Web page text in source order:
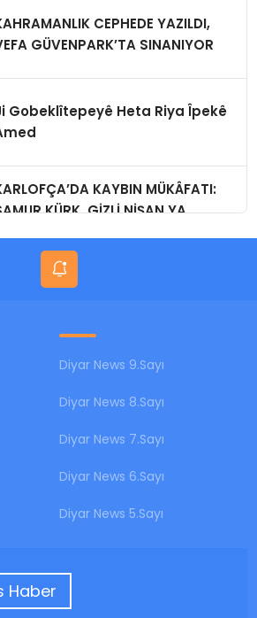
CEPHEDE YAZILDI,
GÜVENPARK’TA SINANIYOR
Gobeklîtepeyê Heta Riya Îpekê
KAYBIN MÜKÂFATI:
KÜRK, GİZLİ NİŞAN,YA
Diyar News 9.Sayı
Diyar News 8.Sayı
Diyar News 7.Sayı
Diyar News 6.Sayı
Diyar News 5.Sayı
Haber